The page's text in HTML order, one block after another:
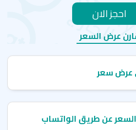
احجز الان
عرض السعر
عرض سعر
عن طريق الواتساب